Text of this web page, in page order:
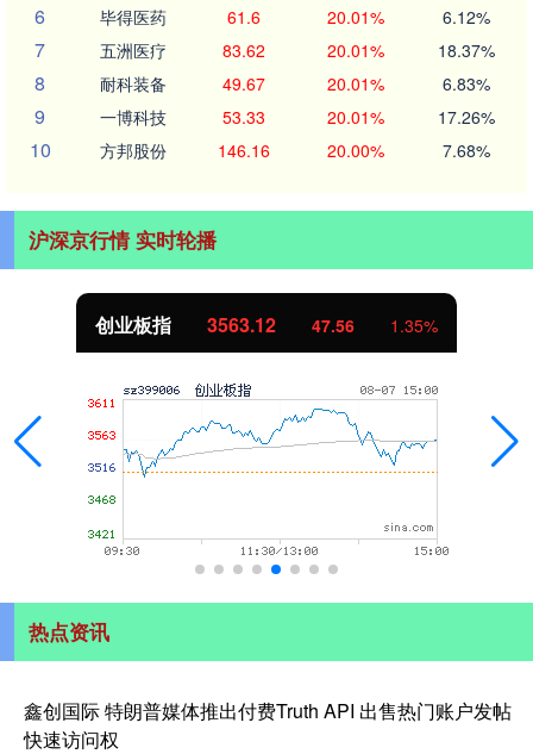
6 毕得医药 61.6 20.01% 6.12%
7 五洲医疗 83.62 20.01% 18.37%
8 耐科装备 49.67 20.01% 6.83%
9 一博科技 53.33 20.01% 17.26%
10 方邦股份 146.16 20.00% 7.68%
沪深京行情 实时轮播
创业板指 3563.12 47.56 1.35%
热点资讯
鑫创国际 特朗普媒体推出付费Truth API 出售热门账户发帖
快速访问权